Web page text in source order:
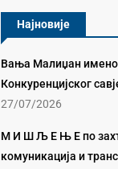
Најновије
Вања Малиџан
Конкуренцијског
27/07/2026
М И Ш Љ Е Њ Е по
комуникација и